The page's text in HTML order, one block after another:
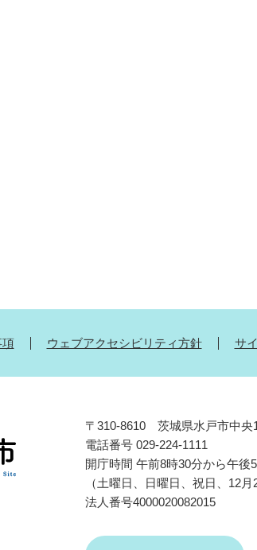
項 ウェブアクセシビリティ方針 サ
〒310-8610 茨城県水戸市中央
電話番号 029-224-1111
開庁時間 午前8時30分から午後
（土曜日、日曜日、祝日、12月
法人番号4000020082015